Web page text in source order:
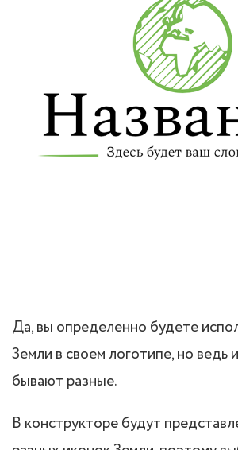
Да, вы определенно будете
Земли в своем логотипе, но ведь
бывают разные.
В конструкторе будут